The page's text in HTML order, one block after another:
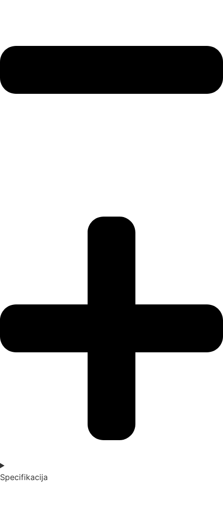
Specifikacija